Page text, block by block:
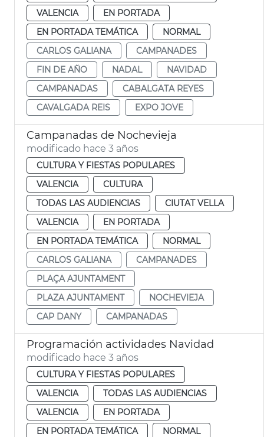
VALENCIA
EN PORTADA
EN PORTADA TEMÁTICA
NORMAL
CARLOS GALIANA
CAMPANADES
FIN DE AÑO
NADAL
NAVIDAD
CAMPANADAS
CABALGATA REYES
CAVALGADA REIS
EXPO JOVE
Campanadas de Nochevieja
modificado hace 3 años
CULTURA Y FIESTAS POPULARES
VALENCIA
CULTURA
TODAS LAS AUDIENCIAS
CIUTAT VELLA
VALENCIA
EN PORTADA
EN PORTADA TEMÁTICA
NORMAL
CARLOS GALIANA
CAMPANADES
PLAÇA AJUNTAMENT
PLAZA AJUNTAMENT
NOCHEVIEJA
CAP DANY
CAMPANADAS
Programación actividades Navidad
modificado hace 3 años
CULTURA Y FIESTAS POPULARES
VALENCIA
TODAS LAS AUDIENCIAS
VALENCIA
EN PORTADA
EN PORTADA TEMÁTICA
NORMAL